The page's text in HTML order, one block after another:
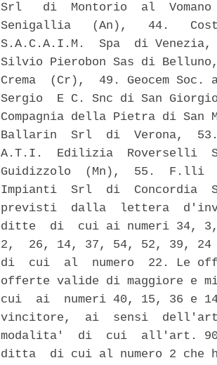
Srl   di  Montorio  al
Senigallia   (An),   44.
S.A.C.A.I.M.  Spa  di
Silvio Pierobon Sas di
Crema  (Cr),  49. Geocem
Sergio  E C. Snc di San
Compagnia della Pietra di San
Ballarin  Srl  di  Verona,  53.
A.T.I.  Edilizia  Roverselli
Guidizzolo  (Mn),  55.  F.lli
Impianti  Srl  di  Concordia
previsti  dalla  lettera
ditte  di  cui ai numeri 34,
2,  26, 14, 37, 54, 52, 39, 24
di  cui  al  numero  22. Le
offerte valide di maggiore e
cui  ai  numeri 40, 15, 36 e
vincitore,  ai  sensi
modalita'  di  cui  all'art. 90
ditta  di cui al numero 2 che